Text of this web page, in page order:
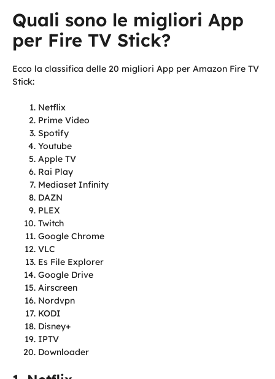
Quali sono le migliori App
per Fire TV Stick?
Ecco la classifica delle 20 migliori App per Amazon Fire TV
Stick:
Netflix
Prime Video
Spotify
Youtube
Apple TV
Rai Play
Mediaset Infinity
DAZN
PLEX
Twitch
Google Chrome
VLC
Es File Explorer
Google Drive
Airscreen
Nordvpn
KODI
Disney+
IPTV
Downloader